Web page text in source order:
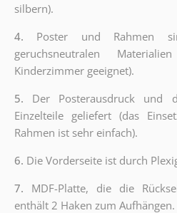
silbern).
4. Poster und Rahmen
geruchsneutralen
Kinderzimmer geeignet).
5. Der Posterausdruck und
Einzelteile geliefert (das
Rahmen ist sehr einfach).
6. Die Vorderseite ist durch
7. MDF-Platte, die die
enthält 2 Haken zum Aufhängen.